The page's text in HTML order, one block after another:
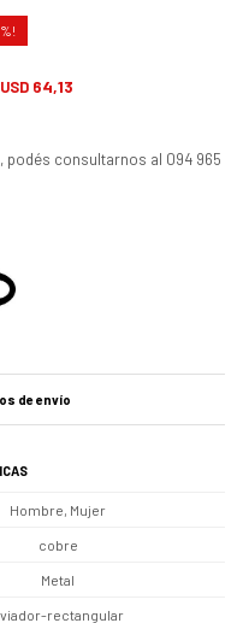
USD 64,13
podés consultarnos al 094 965
de envío
Hombre, Mujer
cobre
Metal
rectangular